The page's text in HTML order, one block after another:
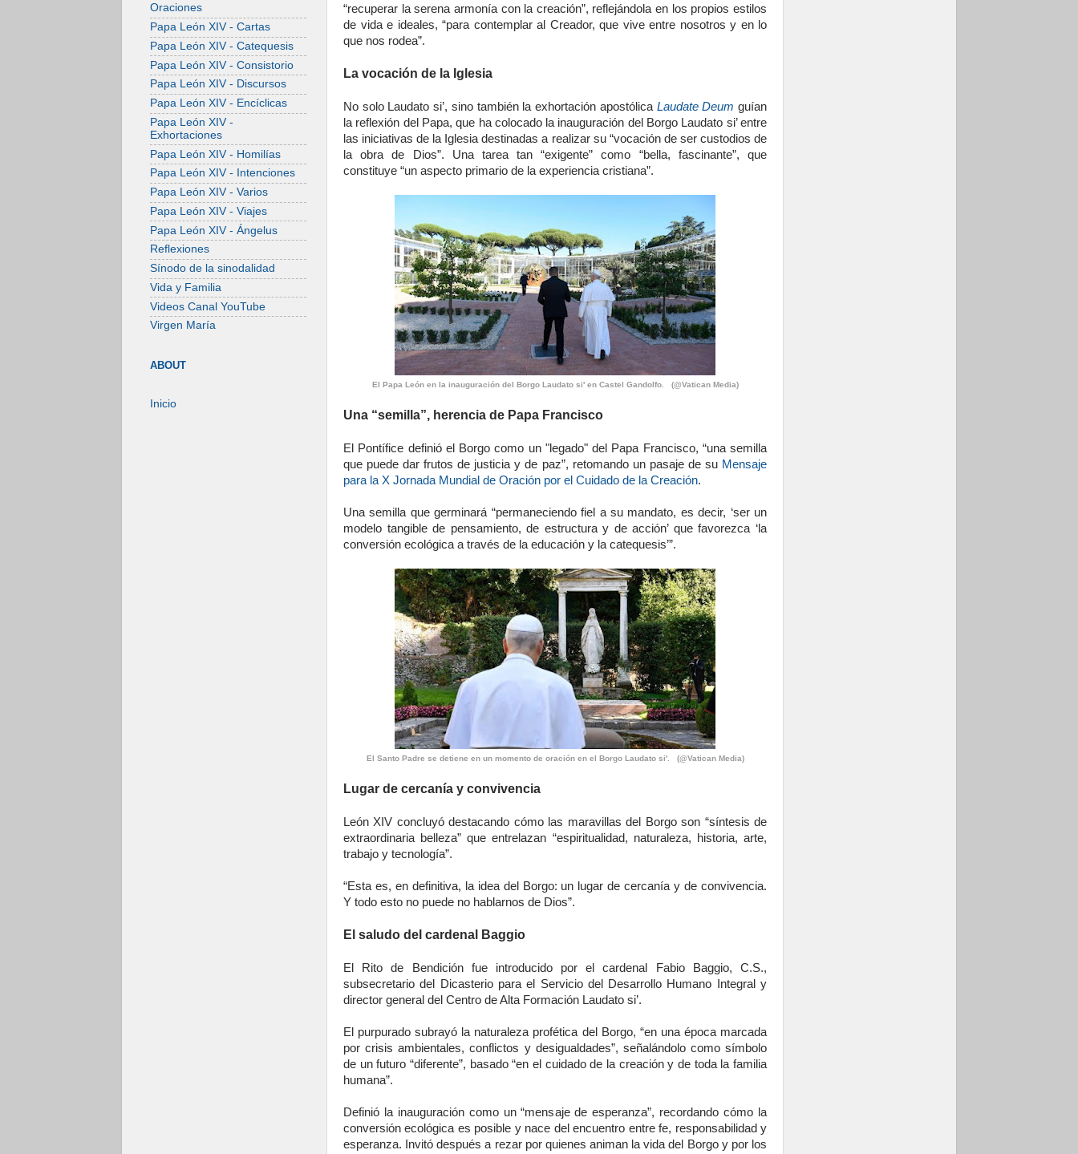
“recuperar la serena armonía con la creación”, reflejándola en los propios estilos
de vida e ideales, “para contemplar al Creador, que vive entre nosotros y en lo
que nos rodea”.
La vocación de la Iglesia
No solo Laudato si’, sino también la exhortación apostólica Laudate Deum guían
la reflexión del Papa, que ha colocado la inauguración del Borgo Laudato si’ entre
las iniciativas de la Iglesia destinadas a realizar su “vocación de ser custodios de
la obra de Dios”. Una tarea tan “exigente” como “bella, fascinante”, que
constituye “un aspecto primario de la experiencia cristiana”.
El Papa León en la inauguración del Borgo Laudato si' en Castel Gandolfo. (@Vatican Media)
Una “semilla”, herencia de Papa Francisco
El Pontífice definió el Borgo como un "legado" del Papa Francisco, “una semilla
que puede dar frutos de justicia y de paz”, retomando un pasaje de su Mensaje
para la X Jornada Mundial de Oración por el Cuidado de la Creación.
Una semilla que germinará “permaneciendo fiel a su mandato, es decir, ‘ser un
modelo tangible de pensamiento, de estructura y de acción’ que favorezca ‘la
conversión ecológica a través de la educación y la catequesis’”.
El Santo Padre se detiene en un momento de oración en el Borgo Laudato si'. (@Vatican Media)
Lugar de cercanía y convivencia
León XIV concluyó destacando cómo las maravillas del Borgo son “síntesis de
extraordinaria belleza” que entrelazan “espiritualidad, naturaleza, historia, arte,
trabajo y tecnología”.
“Esta es, en definitiva, la idea del Borgo: un lugar de cercanía y de convivencia.
Y todo esto no puede no hablarnos de Dios”.
El saludo del cardenal Baggio
El Rito de Bendición fue introducido por el cardenal Fabio Baggio, C.S.,
subsecretario del Dicasterio para el Servicio del Desarrollo Humano Integral y
director general del Centro de Alta Formación Laudato si’.
El purpurado subrayó la naturaleza profética del Borgo, “en una época marcada
por crisis ambientales, conflictos y desigualdades”, señalándolo como símbolo
de un futuro “diferente”, basado “en el cuidado de la creación y de toda la familia
humana”.
Definió la inauguración como un “mensaje de esperanza”, recordando cómo la
conversión ecológica es posible y nace del encuentro entre fe, responsabilidad y
esperanza. Invitó después a rezar por quienes animan la vida del Borgo y por los
Oraciones
Papa León XIV - Cartas
Papa León XIV - Catequesis
Papa León XIV - Consistorio
Papa León XIV - Discursos
Papa León XIV - Encíclicas
Papa León XIV -
Exhortaciones
Papa León XIV - Homilías
Papa León XIV - Intenciones
Papa León XIV - Varios
Papa León XIV - Viajes
Papa León XIV - Ángelus
Reflexiones
Sínodo de la sinodalidad
Vida y Familia
Videos Canal YouTube
Virgen María
ABOUT
Inicio